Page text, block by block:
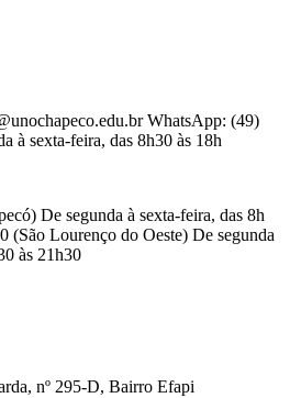
WhatsApp: (49)
à sexta-feira, das 8h30 às 18h
De segunda à sexta-feira, das 8h
(São Lourenço do Oeste) De segunda
às 21h30
nº 295-D, Bairro Efapi